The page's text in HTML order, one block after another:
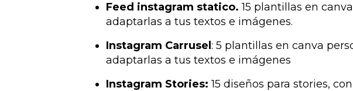
Feed instagram statico. 15 plantillas en
adaptarlas a tus textos e imágenes.
Instagram Carrusel : 5 plantillas en canva
adaptarlas a tus textos e imágenes
Instagram Stories: 15 diseños para stories,